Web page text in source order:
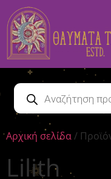
Αρχική σελίδα/
Lilith